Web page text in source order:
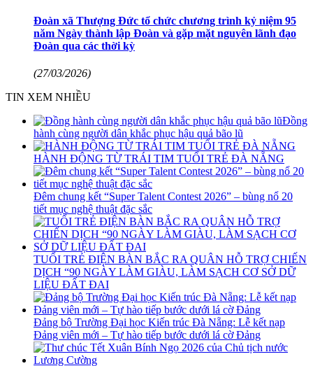
Đoàn xã Thượng Đức tổ chức chương trình kỷ niệm 95
năm Ngày thành lập Đoàn và gặp mặt nguyên lãnh đạo
Đoàn qua các thời kỳ
(27/03/2026)
TIN XEM NHIỀU
Đồng
hành cùng người dân khắc phục hậu quả bão lũ
HÀNH ĐỘNG TỪ TRÁI TIM TUỔI TRẺ ĐÀ NẴNG
Đêm chung kết “Super Talent Contest 2026” – bùng nổ 20
tiết mục nghệ thuật đặc sắc
TUỔI TRẺ ĐIỆN BÀN BẮC RA QUÂN HỖ TRỢ CHIẾN
DỊCH “90 NGÀY LÀM GIÀU, LÀM SẠCH CƠ SỞ DỮ
LIỆU ĐẤT ĐAI
Đảng bộ Trường Đại học Kiến trúc Đà Nẵng: Lễ kết nạp
Đảng viên mới – Tự hào tiếp bước dưới lá cờ Đảng